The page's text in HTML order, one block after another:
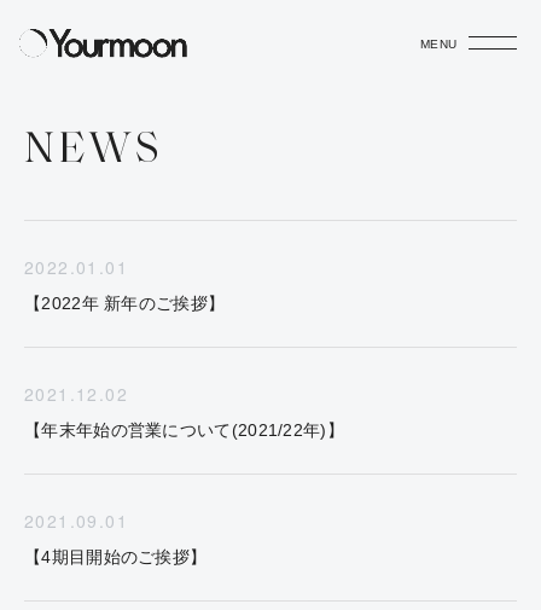
MENU
NEWS
2022.01.01
【2022年 新年のご挨拶】
2021.12.02
【年末年始の営業について(2021/22年)】
2021.09.01
【4期目開始のご挨拶】